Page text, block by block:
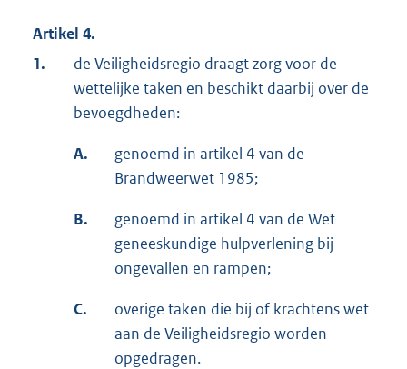
Artikel 4.
1.
de Veiligheidsregio draagt zorg voor de
wettelijke taken en beschikt daarbij over de
bevoegdheden:
A.
genoemd in artikel 4 van de
Brandweerwet 1985;
B.
genoemd in artikel 4 van de Wet
geneeskundige hulpverlening bij
ongevallen en rampen;
C.
overige taken die bij of krachtens wet
aan de Veiligheidsregio worden
opgedragen.